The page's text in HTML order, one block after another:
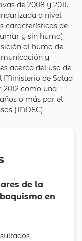
de 2008 y 2011.
a nivel
características de
y sin humo),
al humo de
y
acerca del uso de
Ministerio de Salud
2012 como una
o más por el
(INDEC).
de la
en